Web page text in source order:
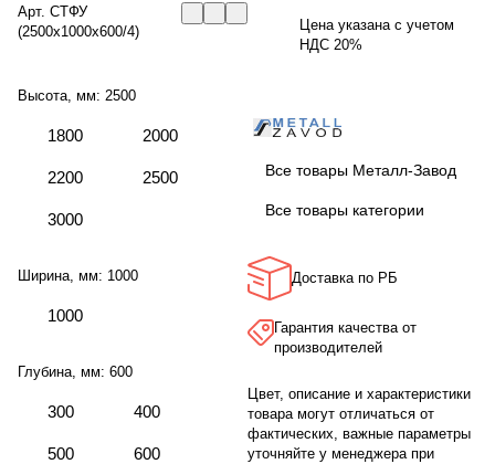
Арт. СТФУ
(2500x1000x600/4)
Высота, мм: 2500
1800 2000
2200 2500
3000
Ширина, мм: 1000
1000
Глубина, мм: 600
300 400
500 600
Цена указана с учетом
НДС 20%
Все товары Металл-Завод
Все товары категории
Доставка по РБ
Гарантия качества от
производителей
Цвет, описание и характеристики
товара могут отличаться от
фактических, важные параметры
уточняйте у менеджера при